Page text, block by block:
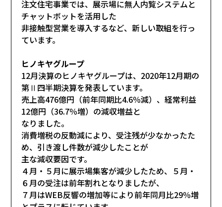
注文住宅事業では、展示場に無人内覧システムと
チャットボットを活用した
非接触型営業を導入するなど、新しい取組を行っ
ています。
ヒノキヤグループ
12月決算のヒノキヤグループは、2020年12月期の
第Ⅱ四半期決算を発表しています。
売上高476億円（前年同期比4.6％減）、経常利益
12億円（36.7％増）の減収増益と
なりました。
消費増税の反動減により、受注残が少なかったた
め、引き渡し件数が減少したことが
主な減収要因です。
４月・５月に展示場集客が減少したため、５月・
６月の受注は前年割れとなりましたが、
７月はWEB反響の増加等により前年同月比29％増